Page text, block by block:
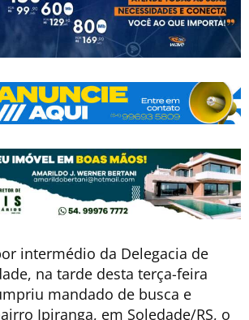
intermédio da Delegacia de
na tarde desta terça-feira
mandado de busca e
Ipiranga, em Soledade/RS, o